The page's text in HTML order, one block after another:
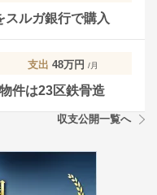
スルガ銀行で購入
支出 48万円 /月
件は23区鉄骨造
収支公開一覧へ